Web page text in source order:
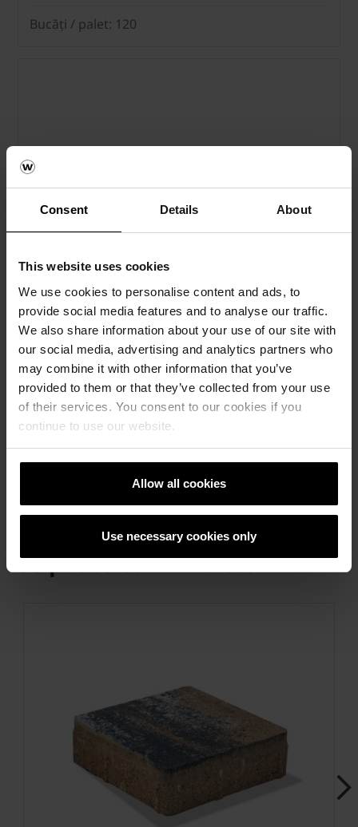
Consent Details About
This website uses cookies
We use cookies to personalise content and ads, to
provide social media features and to analyse our traffic.
We also share information about your use of our site with
our social media, advertising and analytics partners who
may combine it with other information that you’ve
provided to them or that they’ve collected from your use
of their services. You consent to our cookies if you
continue to use our website.
Allow all cookies
Use necessary cookies only
Bucăți / palet: 120
Dală capac
Dimensiuni: 23,5 x 27 x 5 cm
Bucăți / palet: 84
Se poate combina cu: